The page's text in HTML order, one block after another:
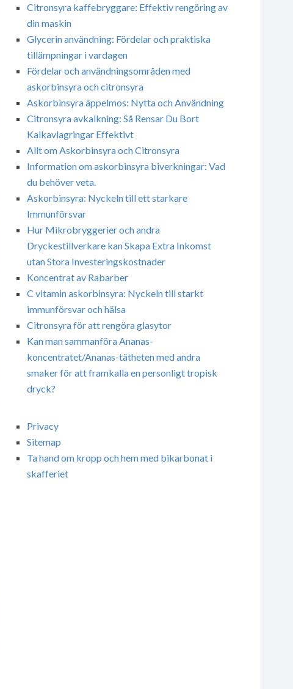
Citronsyra kaffebryggare: Effektiv rengöring av
din maskin
Glycerin användning: Fördelar och praktiska
tillämpningar i vardagen
Fördelar och användningsområden med
askorbinsyra och citronsyra
Askorbinsyra äppelmos: Nytta och Användning
Citronsyra avkalkning: Så Rensar Du Bort
Kalkavlagringar Effektivt
Allt om Askorbinsyra och Citronsyra
Information om askorbinsyra biverkningar: Vad
du behöver veta.
Askorbinsyra: Nyckeln till ett starkare
Immunförsvar
Hur Mikrobryggerier och andra
Dryckestillverkare kan Skapa Extra Inkomst
utan Stora Investeringskostnader
Koncentrat av Rabarber
C vitamin askorbinsyra: Nyckeln till starkt
immunförsvar och hälsa
Citronsyra för att rengöra glasytor
Kan man sammanföra Ananas-
koncentratet/Ananas-tätheten med andra
smaker för att framkalla en personligt tropisk
dryck?
Privacy
Sitemap
Ta hand om kropp och hem med bikarbonat i
skafferiet